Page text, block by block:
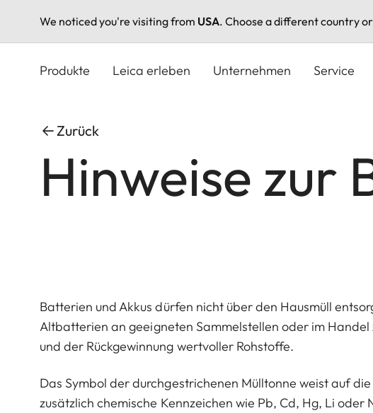
We noticed you're visiting from USA. Choose a different country
Produkte Leica erleben Unternehmen Service
Zurück
Hinweise zur
Batterien und Akkus dürfen nicht über den Hausmüll
Altbatterien an geeigneten Sammelstellen oder im
und der Rückgewinnung wertvoller Rohstoffe.
Das Symbol der durchgestrichenen Mülltonne weist auf
zusätzlich chemische Kennzeichen wie Pb, Cd, Hg, Li